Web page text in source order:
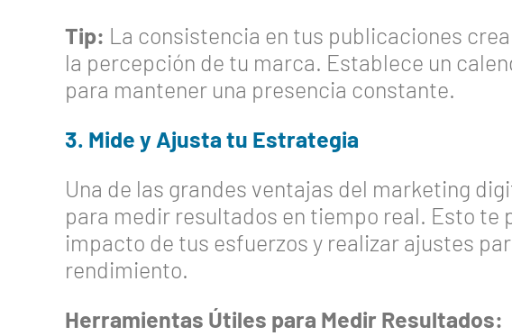
Tip: La consistencia en tus publicaciones
la percepción de tu marca. Establece un
para mantener una presencia constante.
3. Mide y Ajusta tu Estrategia
Una de las grandes ventajas del marketing
para medir resultados en tiempo real. Esto te
impacto de tus esfuerzos y realizar ajustes
rendimiento.
Herramientas Útiles para Medir Resultados: